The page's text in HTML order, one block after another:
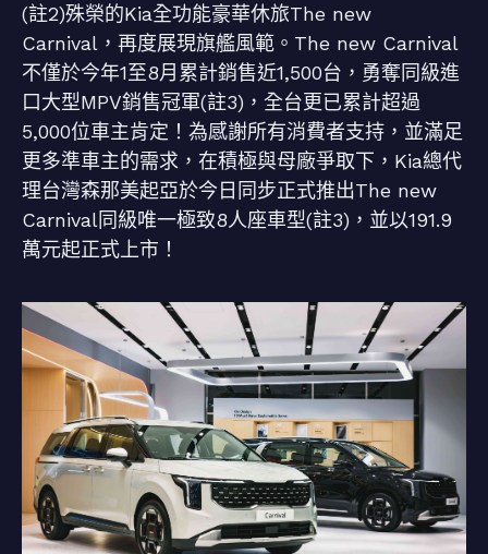
(註2)殊榮的Kia全功能豪華休旅The new
Carnival，再度展現旗艦風範。The new Carnival
不僅於今年1至8月累計銷售近1,500台，勇奪同級進
口大型MPV銷售冠軍(註3)，全台更已累計超過
5,000位車主肯定！為感謝所有消費者支持，並滿足
更多準車主的需求，在積極與母廠爭取下，Kia總代
理台灣森那美起亞於今日同步正式推出The new
Carnival同級唯一極致8人座車型(註3)，並以191.9
萬元起正式上市！